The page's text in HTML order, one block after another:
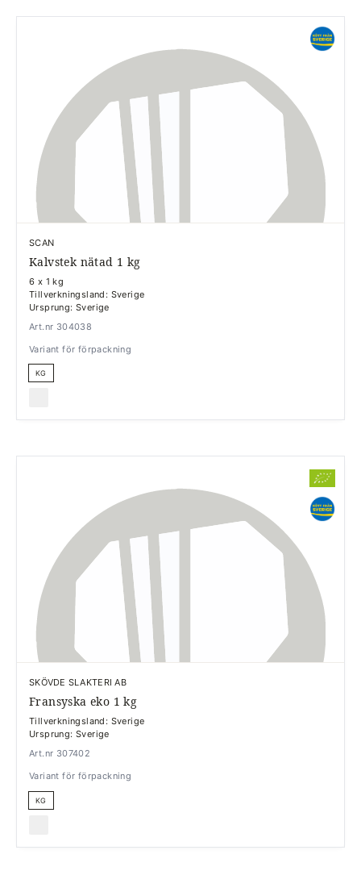
SCAN
Kalvstek nätad 1 kg
6 x 1 kg
Tillverkningsland: Sverige
Ursprung: Sverige
Art.nr 304038
Variant för förpackning
KG
SKÖVDE SLAKTERI AB
Fransyska eko 1 kg
Tillverkningsland: Sverige
Ursprung: Sverige
Art.nr 307402
Variant för förpackning
KG